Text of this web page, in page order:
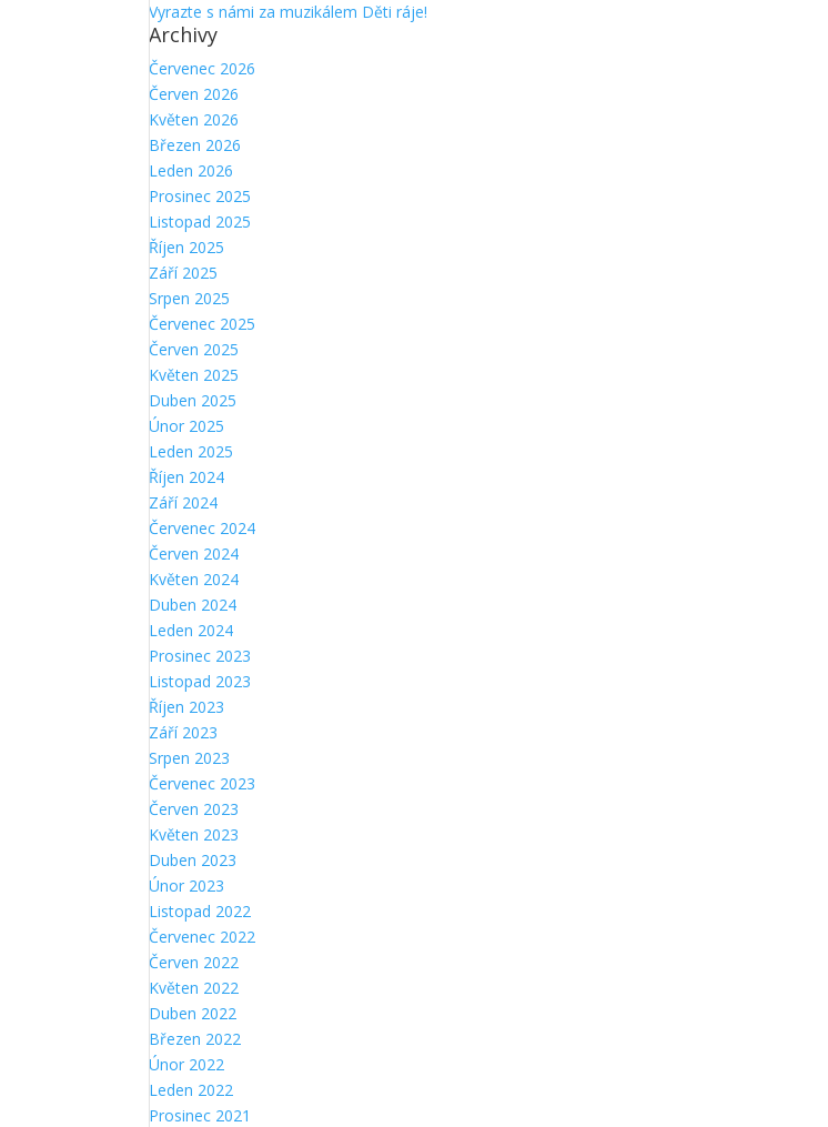
Vyrazte s námi za muzikálem Děti ráje!
Archivy
Červenec 2026
Červen 2026
Květen 2026
Březen 2026
Leden 2026
Prosinec 2025
Listopad 2025
Říjen 2025
Září 2025
Srpen 2025
Červenec 2025
Červen 2025
Květen 2025
Duben 2025
Únor 2025
Leden 2025
Říjen 2024
Září 2024
Červenec 2024
Červen 2024
Květen 2024
Duben 2024
Leden 2024
Prosinec 2023
Listopad 2023
Říjen 2023
Září 2023
Srpen 2023
Červenec 2023
Červen 2023
Květen 2023
Duben 2023
Únor 2023
Listopad 2022
Červenec 2022
Červen 2022
Květen 2022
Duben 2022
Březen 2022
Únor 2022
Leden 2022
Prosinec 2021